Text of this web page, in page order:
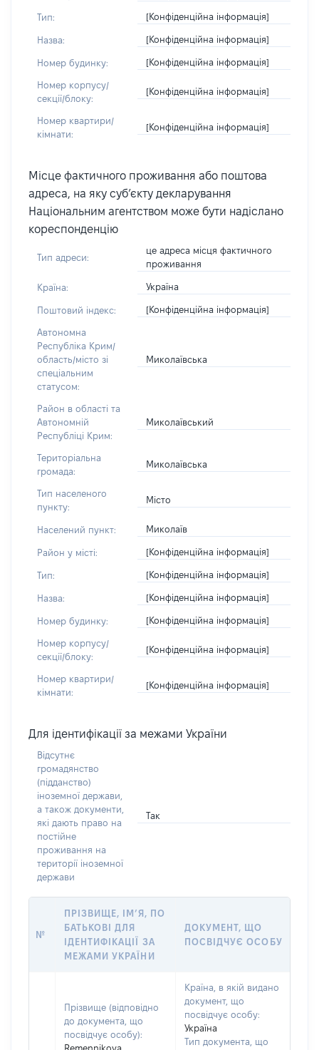
Тип: [Конфіденційна інформація]
Назва: [Конфіденційна інформація]
Номер будинку: [Конфіденційна інформація]
Номер корпусу/
секції/блоку:
[Конфіденційна інформація]
Номер квартири/
кімнати:
[Конфіденційна інформація]
Місце фактичного проживання або поштова
адреса, на яку суб’єкту декларування
Національним агентством може бути надіслано
кореспонденцію
Тип адреси:
це адреса місця фактичного
проживання
Країна: Україна
Поштовий індекс: [Конфіденційна інформація]
Автономна
Республіка Крим/
область/місто зі
спеціальним
статусом:
Миколаївська
Район в області та
Автономній
Республіці Крим:
Миколаївський
Територіальна
громада:
Миколаївська
Тип населеного
пункту:
Місто
Населений пункт: Миколаїв
Район у місті: [Конфіденційна інформація]
Тип: [Конфіденційна інформація]
Назва: [Конфіденційна інформація]
Номер будинку: [Конфіденційна інформація]
Номер корпусу/
секції/блоку:
[Конфіденційна інформація]
Номер квартири/
кімнати:
[Конфіденційна інформація]
Для ідентифікації за межами України
Відсутнє
громадянство
(підданство)
іноземної держави,
а також документи,
які дають право на
постійне
проживання на
території іноземної
держави
Так
№
ПРІЗВИЩЕ, ІМ’Я, ПО
БАТЬКОВІ ДЛЯ
ІДЕНТИФІКАЦІЇ ЗА
МЕЖАМИ УКРАЇНИ
ДОКУМЕНТ, ЩО
ПОСВІДЧУЄ ОСОБУ
Прізвище (відповідно
до документа, що
посвідчує особу):
Remennikova
Країна, в якій видано
документ, що
посвідчує особу:
Україна
Тип документа, що